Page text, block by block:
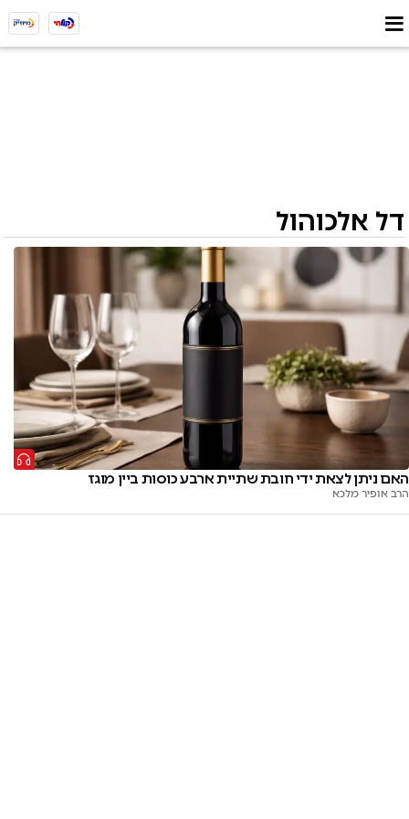
דל אלכוהול
האם ניתן לצאת ידי חובת שתיית ארבע כוסות ביין מוגז
הרב אופיר מלכא